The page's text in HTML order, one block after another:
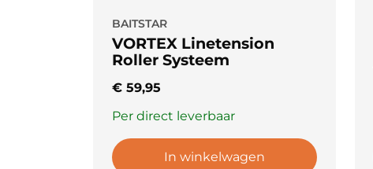
BAITSTAR
VORTEX Linetension
Roller Systeem
€59,95
Per direct leverbaar
In winkelwagen